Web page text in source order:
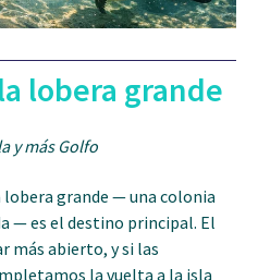
lobera grande
y más Golfo
lobera grande — una colonia
— es el destino principal. El
más abierto, y si las
la vuelta a la isla